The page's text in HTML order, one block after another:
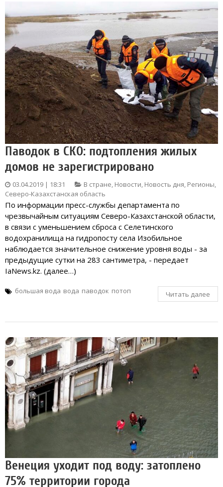
Паводок в СКО: подтопления жилых
домов не зарегистрировано
03.04.2019 | 18:31 В стране, Новости, Новость дня, Регионы,
Северо-Казахстанская область
По информации пресс-службы департамента по
чрезвычайным ситуациям Северо-Казахстанской области,
в связи с уменьшением сброса с Селетинского
водохранилища на гидропосту села Изобильное
наблюдается значительное снижение уровня воды - за
предыдущие сутки на 283 сантиметра, - передает
IaNews.kz. (далее…)
большая вода вода паводок потоп Читать далее
Венеция уходит под воду: затоплено
75% территории города